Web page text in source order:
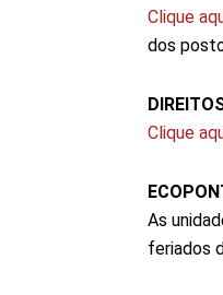
Clique
dos
Clique
As
feriados